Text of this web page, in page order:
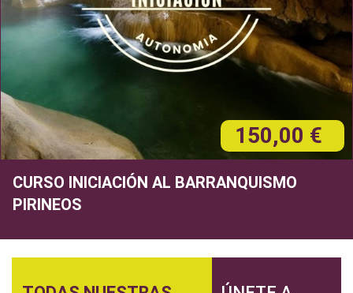
150,00 €
CURSO INICIACIÓN AL BARRANQUISMO
PIRINEOS